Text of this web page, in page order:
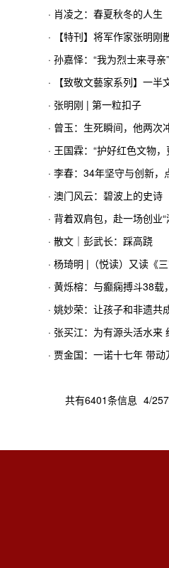
· 肖凌之：春夏秋冬的人生
· 【特刊】将军作家张明
· 孙嘉怿：“我为烈士来寻亲”
· 【致敬文藝家系列】一
· 张明刚 | 第一粒扣子
· 曾玉：生死瞬间，他两次
· 王国霖：“护好红色文物
· 李春：34年坚守与创新，
· 澳门风云：碧波上的史诗
· 背着双肩包，赴一场创
· 散文｜彭武长：踩高跷
· 杨琦明 |（悦读）又读《三
· 黄烁榕：与癫痫搏斗38
· 姚妙荣：让孩子和非遗共
· 张买江：为有源头活水来
· 贾金国：一诺十七年 带动
共有6401条信息 4/257